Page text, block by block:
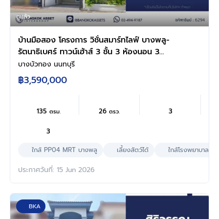
ดูแล้ว
บ้านมือสอง โครงการ วิชั่นสมาร์ทไลฟ์ บางพลู-
รัตนาธิเบศร์ ทาวน์เฮ้าส์ 3 ชั้น 3 ห้องนอน 3
ห้องน้ำ ทำเลบางบัวทอง นนทบุรี ติดสถานีรถไฟฟ้า
สายสีม่วง บางพลู ใกล้เซ็นทรัล เวสต์เกต พร้อม
เข้าอยู่
บางบัวทอง นนทบุรี
฿3,590,000
135 ตรม. 26ตรว. 3
3
ใกล้ PP04 MRT บางพลู
เลี้ยงสัตว์ได้ ใกล้โรงพยาบาล
ประกาศวันที่: 15 Jun 2026
BKA